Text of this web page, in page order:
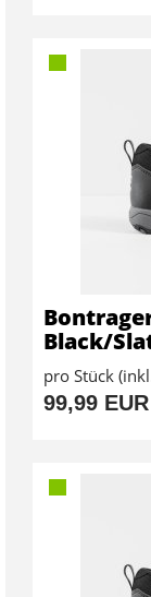
Black/
pro Stück
99,99 EUR